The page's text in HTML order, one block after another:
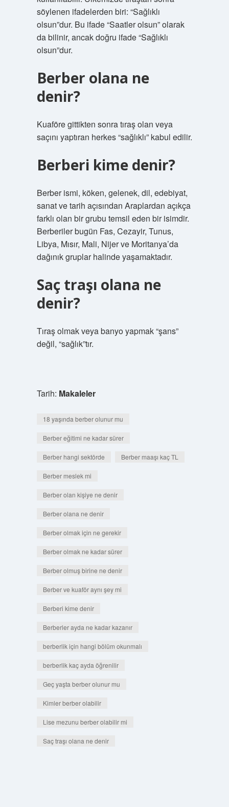
söylenen ifadelerden biri: “Sağlıklı
olsun”dur. Bu ifade “Saatler olsun” olarak
da bilinir, ancak doğru ifade “Sağlıklı
olsun”dur.
Berber olana ne
denir?
Kuaföre gittikten sonra tıraş olan veya
saçını yaptıran herkes “sağlıklı” kabul edilir.
Berberi kime denir?
Berber ismi, köken, gelenek, dil, edebiyat,
sanat ve tarih açısından Araplardan açıkça
farklı olan bir grubu temsil eden bir isimdir.
Berberiler bugün Fas, Cezayir, Tunus,
Libya, Mısır, Mali, Nijer ve Moritanya’da
dağınık gruplar halinde yaşamaktadır.
Saç traşı olana ne
denir?
Tıraş olmak veya banyo yapmak “şans”
değil, “sağlık”tır.
Tarih: Makaleler
18 yaşında berber olunur mu
Berber eğitimi ne kadar sürer
Berber hangi sektörde Berber maaşı kaç TL
Berber meslek mi
Berber olan kişiye ne denir
Berber olana ne denir
Berber olmak için ne gerekir
Berber olmak ne kadar sürer
Berber olmuş birine ne denir
Berber ve kuaför aynı şey mi
Berberi kime denir
Berberler ayda ne kadar kazanır
berberlik için hangi bölüm okunmalı
berberlik kaç ayda öğrenilir
Geç yaşta berber olunur mu
Kimler berber olabilir
Lise mezunu berber olabilir mi
Saç traşı olana ne denir